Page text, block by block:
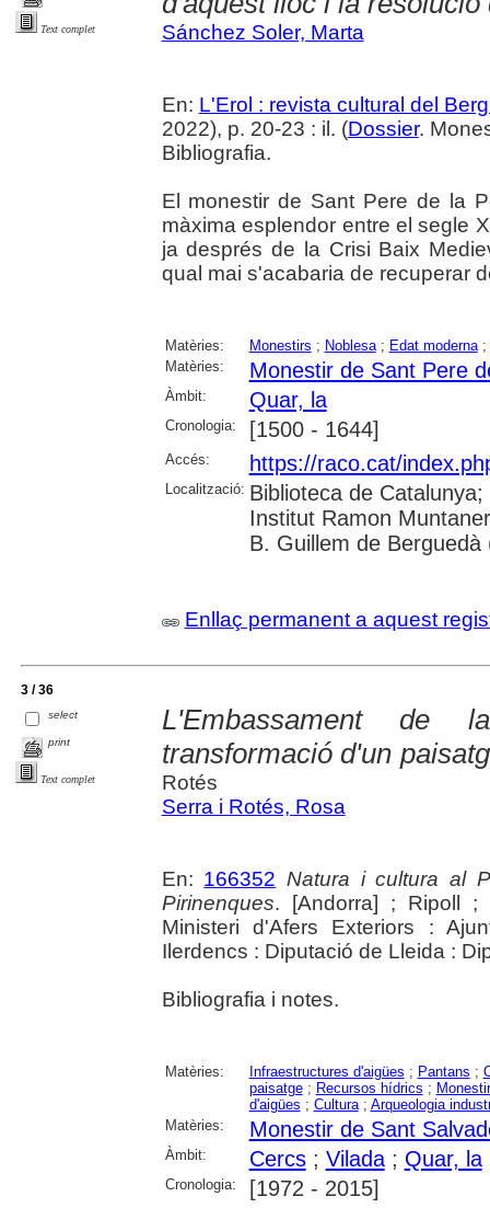
Text complet Sánchez Soler, Marta
En: L'Erol : revista cultural del
2022), p. 20-23 : il. (Dossier.
Bibliografia.
El monestir de Sant Pere de la
màxima esplendor entre el segle
ja després de la Crisi Baix
qual mai s'acabaria de recuperar
Matèries: Monestirs ; Noblesa; Edat moderna;
Matèries:
Monestir de Sant Pere
Àmbit: Quar, la
Cronologia: [1500 - 1644]
Accés: https://raco.cat/
Localització: Biblioteca de
Institut Ramon
B. Guillem de Berguedà
Enllaç permanent a aquest
3 / 36
select
print
Text complet
L'Embassament de
transformació d'un
Rotés
Serra i Rotés, Rosa
En: 166352 Natura i cultura al
Pirinenques. [Andorra] ; Ripoll ;
Ministeri d'Afers Exteriors :
Ilerdencs : Diputació de Lleida :
Bibliografia i notes.
Matèries: Infraestructures d'aigües ; Pantans ;
paisatge; Recursos hídrics ;
d'aigües ; Cultura; Arqueologia
Matèries:
Monestir de Sant
Àmbit: Cercs; Vilada; Quar, la
Cronologia: [1972 - 2015]